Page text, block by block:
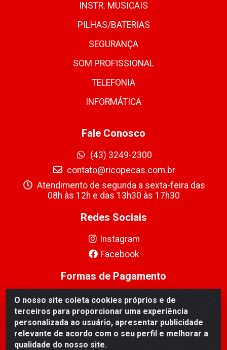
O nosso site coleta cookies próprios e de
terceiros para proporcionar uma experiência
personalizada ao usuário, apresentar publicidade
relevante de acordo com o seu perfil e melhorar a
qualidade do nosso site.
INSTR. MUSICAIS
PILHAS/BATERIAS
SEGURANÇA
SOM PROFISSIONAL
TELEFONIA
INFORMÁTICA
Fale Conosco
(43) 3249-2300
contato@ricopecas.com.br
Atendimento de segunda a sexta-feira das
08h às 12h e das 13h30 às 17h30
Redes Sociais
Instagram
Facebook
Formas de Pagamento
Ricopeças Comércio de componentes Eletrônicos Ltda -
Rua Alicio Francisco Mafra, 968 - Jardim Taroba,